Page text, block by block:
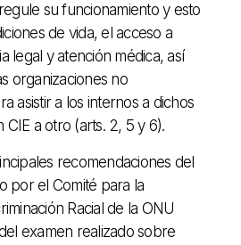
su funcionamiento y esto
de vida, el acceso a
legal y atención médica, así
organizaciones no
asistir a los internos a dichos
a otro (arts. 2, 5 y 6).
recomendaciones del
por el Comité para la
Racial de la ONU
examen realizado sobre